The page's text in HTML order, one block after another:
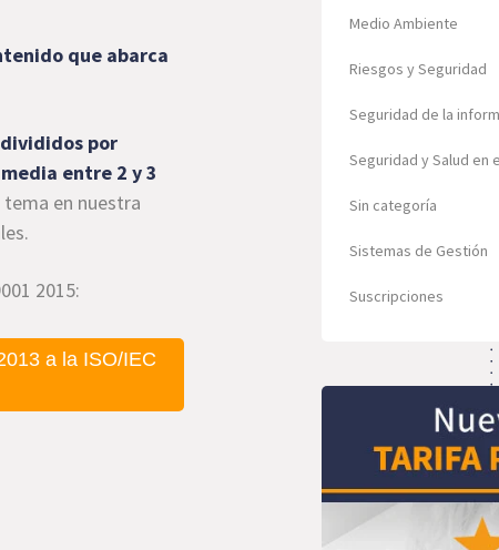
que abarca
divididos por
entre 2 y 3
en nuestra
2015:
a la ISO/IEC
Medio Ambiente
Riesgos y Seguridad
Seguridad de la
Seguridad y Salud en
Sin categoría
Sistemas de Gestión
Suscripciones